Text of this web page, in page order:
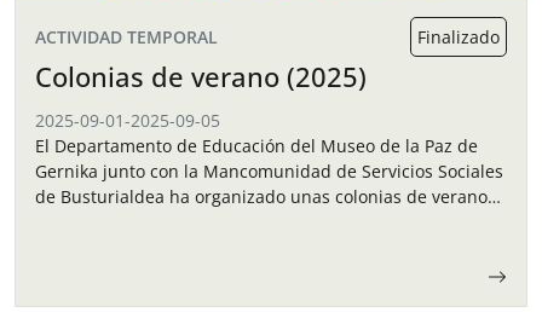
ACTIVIDAD TEMPORAL Finalizado
Colonias de verano (2025)
2025-09-01-2025-09-05
El Departamento de Educación del Museo de la Paz de
Gernika junto con la Mancomunidad de Servicios Sociales
de Busturialdea ha organizado unas colonias de verano